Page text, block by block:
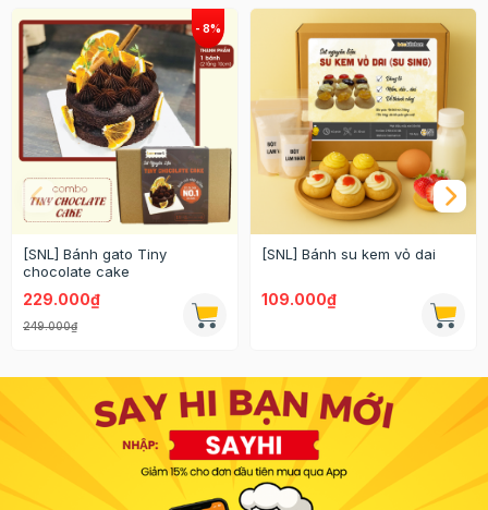
[SNL] Bánh gato Tiny
chocolate cake
229.000₫
249.000₫
[SNL] Bánh su kem vỏ dai
109.000₫